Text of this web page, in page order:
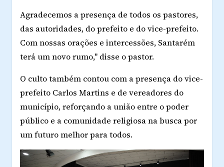
Agradecemos a presença de todos os pastores,
das autoridades, do prefeito e do vice-prefeito.
Com nossas orações e intercessões, Santarém
terá um novo rumo," disse o pastor.
O culto também contou com a presença do vice-
prefeito Carlos Martins e de vereadores do
município, reforçando a união entre o poder
público e a comunidade religiosa na busca por
um futuro melhor para todos.